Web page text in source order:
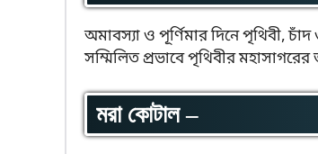
অমাবস্যা ও পূর্ণিমার দিনে পৃথিবী,
সম্মিলিত প্রভাবে পৃথিবীর
মরা কোটাল –